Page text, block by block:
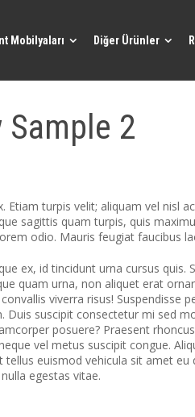
Mobilyaları Diğer Ürünler
2
Etiam turpis velit; aliquam vel nisl
sagittis quam turpis, quis
odio. Mauris feugiat faucibus
ex, id tincidunt urna cursus quis.
quam urna, non aliquet erat
viverra risus! Suspendisse
Duis suscipit consectetur mi sed
posuere? Praesent
vel metus suscipit congue.
euismod vehicula sit amet
egestas vitae.